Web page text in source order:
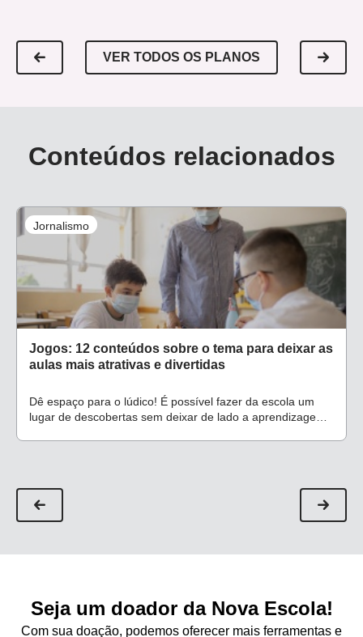
VER TODOS OS PLANOS
Conteúdos relacionados
Jornalismo
Jogos: 12 conteúdos sobre o tema para deixar as
aulas mais atrativas e divertidas
Dê espaço para o lúdico! É possível fazer da escola um
lugar de descobertas sem deixar de lado a aprendizagem
Seja um doador da Nova Escola!
Com sua doação, podemos oferecer mais ferramentas e